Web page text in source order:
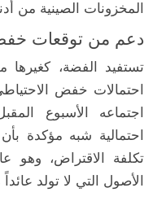
المخزونات الصينية من
دعم من توقعات خفض
تستفيد الفضة، كغيرها
احتمالات خفض
اجتماعه الأسبوع
احتمالية شبه مؤكدة
تكلفة الاقتراض،
الأصول التي لا تولد